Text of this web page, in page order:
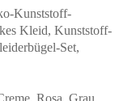
Kunststoff-
Kleid, Kunststoff-
Set,
Rosa, Grau,